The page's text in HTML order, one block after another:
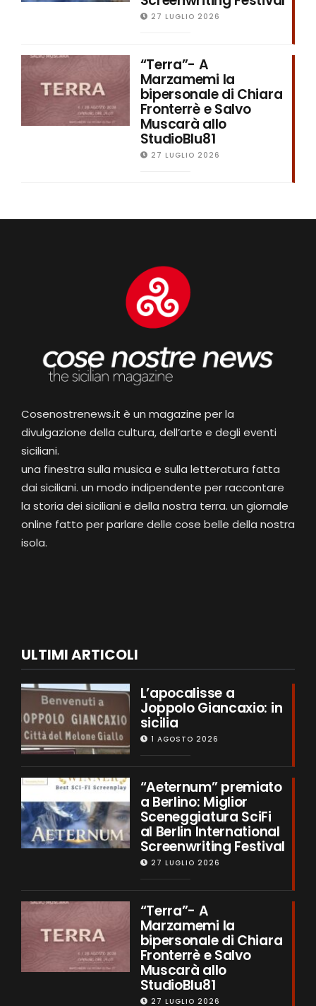
27 LUGLIO 2026
“Terra”- A
Marzamemi la
bipersonale di Chiara
Fronterrè e Salvo
Muscarà allo
StudioBlu81
27 LUGLIO 2026
Cosenostrenews.it è un magazine per la
divulgazione della cultura, dell’arte e degli eventi
siciliani.
una finestra sulla musica e sulla letteratura fatta
dai siciliani. un modo indipendente per raccontare
la storia dei siciliani e della nostra terra. un giornale
online fatto per parlare delle cose belle della nostra
isola.
ULTIMI ARTICOLI
L’apocalisse a
Joppolo Giancaxio: in
sicilia
1 AGOSTO 2026
“Aeternum” premiato
a Berlino: Miglior
Sceneggiatura SciFi
al Berlin International
Screenwriting Festival
27 LUGLIO 2026
“Terra”- A
Marzamemi la
bipersonale di Chiara
Fronterrè e Salvo
Muscarà allo
StudioBlu81
27 LUGLIO 2026